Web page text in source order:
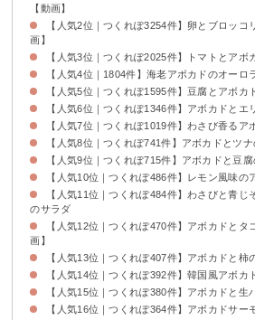
【動画】
【人気2位｜つくれぽ3254件】卵とブロッ
画】
【人気3位｜つくれぽ2025件】トマトとアボ
【人気4位｜1804件】海老アボカドのオーロ
【人気5位｜つくれぽ1595件】豆腐とアボカ
【人気6位｜つくれぽ1346件】アボカドとエ
【人気7位｜つくれぽ1019件】わさび香るア
【人気8位｜つくれぽ741件】アボカドとツ
【人気9位｜つくれぽ715件】アボカドと豆
【人気10位｜つくれぽ486件】レモン風味の
【人気11位｜つくれぽ484件】わさびと青じ
のサラダ
【人気12位｜つくれぽ470件】アボカドとタ
画】
【人気13位｜つくれぽ407件】アボカドと柿
【人気14位｜つくれぽ392件】韓国風アボカ
【人気15位｜つくれぽ380件】アボカドと生
【人気16位｜つくれぽ364件】アボカドサー